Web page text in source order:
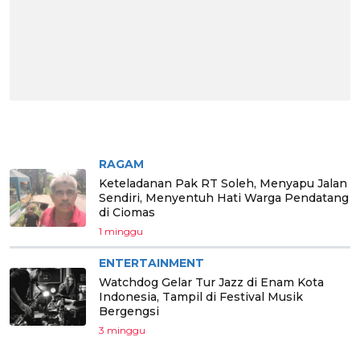
RAGAM
Keteladanan Pak RT Soleh, Menyapu Jalan
Sendiri, Menyentuh Hati Warga Pendatang
di Ciomas
1 minggu
ENTERTAINMENT
Watchdog Gelar Tur Jazz di Enam Kota
Indonesia, Tampil di Festival Musik
Bergengsi
3 minggu